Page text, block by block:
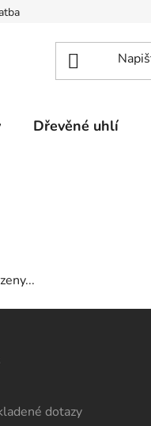
Dřevěné uhlí
dotazy